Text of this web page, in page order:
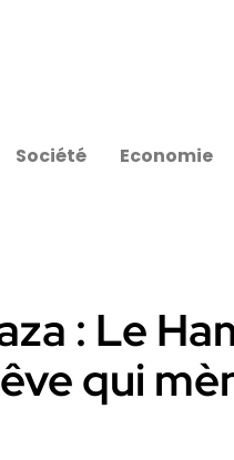
Société Economie
: Le
qui